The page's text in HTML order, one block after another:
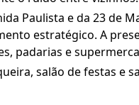
Paulista e da 23 de
estratégico. A
padarias e
salão de festas e